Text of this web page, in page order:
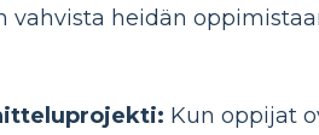
​​vahvista heidän
Kun oppijat